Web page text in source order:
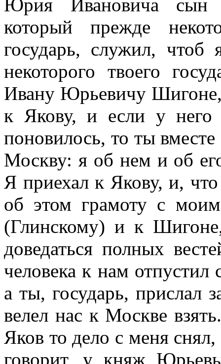
Юрия Ивановича сын
который прежде
государь, служил,
некоторого твоего
Ивану Юрьевичу
к Якову, и если у него
поновилось, то ты
Москву: я об нем и об
Я приехал к Якову, и,
об этом грамоту с
(Глинскому) и к
доведаться полных
человека к нам
а ты, государь, прислал
велел нас к Москве
Яков то дело с меня
говорит, у княж